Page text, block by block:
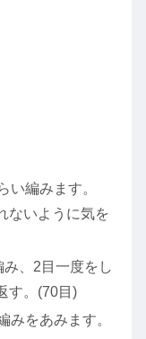
い編みます。
ないように気を
、2目一度をし
す。(70目)
みをあみます。